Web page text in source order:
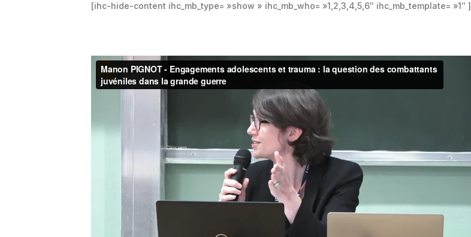
[ihc-hide-content ihc_mb_type= »show » ihc_mb_who= »1,2,3,4,5,6″ ihc_mb_template= »1″ ]